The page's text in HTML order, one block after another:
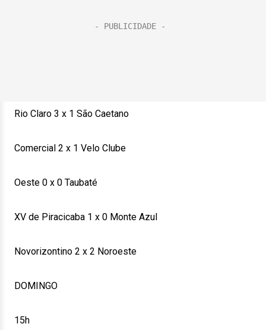
Rio Claro 3 x 1 São Caetano
Comercial 2 x 1 Velo Clube
Oeste 0 x 0 Taubaté
XV de Piracicaba 1 x 0 Monte Azul
Novorizontino 2 x 2 Noroeste
DOMINGO
15h